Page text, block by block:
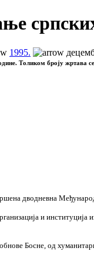
1995.
Толиком броју жртава
дводневна
и институција
Босне, од